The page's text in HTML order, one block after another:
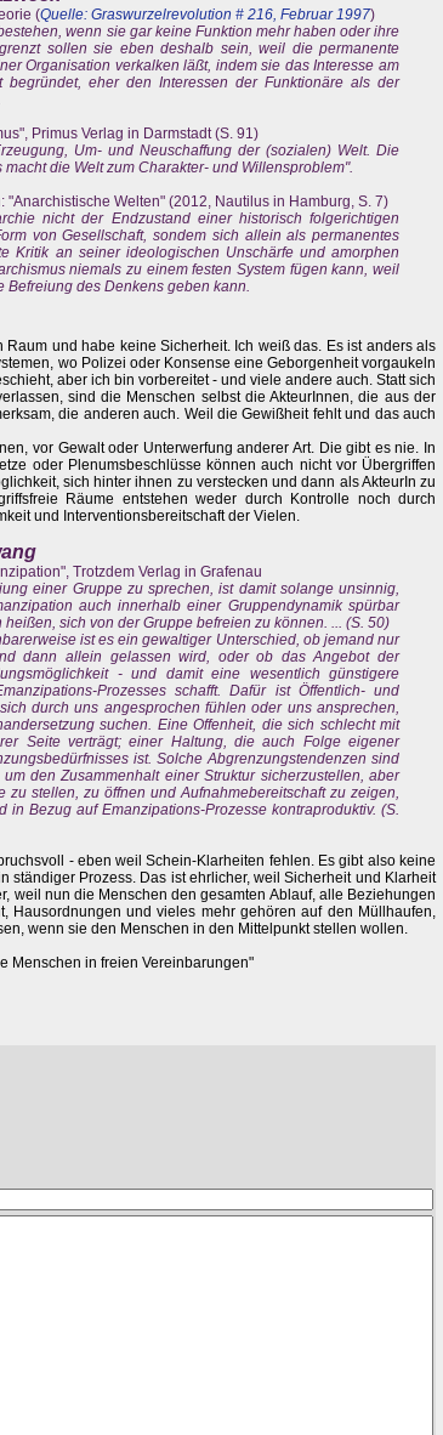
(Quelle: Graswurzelrevolution # 216, Februar 1997)
wenn sie gar keine Funktion mehr haben oder ihre
sollen sie eben deshalb sein, weil die permanente
Organisation verkalken läßt, indem sie das Interesse am
eher den Interessen der Funktionäre als der
Primus Verlag in Darmstadt (S. 91)
Um- und Neuschaffung der (sozialen) Welt. Die
die Welt zum Charakter- und Willensproblem".
"Anarchistische Welten" (2012, Nautilus in Hamburg, S. 7)
nicht der Endzustand einer historisch folgerichtigen
von Gesellschaft, sondem sich allein als permanentes
Kritik an seiner ideologischen Unschärfe und amorphen
niemals zu einem festen System fügen kann, weil
Befreiung des Denkens geben kann.
und habe keine Sicherheit. Ich weiß das. Es ist anders als
wo Polizei oder Konsense eine Geborgenheit vorgaukeln
aber ich bin vorbereitet - und viele andere auch. Statt sich
sind die Menschen selbst die AkteurInnen, die aus der
die anderen auch. Weil die Gewißheit fehlt und das auch
vor Gewalt oder Unterwerfung anderer Art. Die gibt es nie. In
oder Plenumsbeschlüsse können auch nicht vor Übergriffen
sich hinter ihnen zu verstecken und dann als AkteurIn zu
Räume entstehen weder durch Kontrolle noch durch
und Interventionsbereitschaft der Vielen.
Trotzdem Verlag in Grafenau
einer Gruppe zu sprechen, ist damit solange unsinnig,
auch innerhalb einer Gruppendynamik spürbar
sich von der Gruppe befreien zu können. ... (S. 50)
ist es ein gewaltiger Unterschied, ob jemand nur
dann allein gelassen wird, oder ob das Angebot der
- und damit eine wesentlich günstigere
Prozesses schafft. Dafür ist Öffentlich- und
durch uns angesprochen fühlen oder uns ansprechen,
suchen. Eine Offenheit, die sich schlecht mit
Seite verträgt; einer Haltung, die auch Folge eigener
ist. Solche Abgrenzungstendenzen sind
den Zusammenhalt einer Struktur sicherzustellen, aber
stellen, zu öffnen und Aufnahmebereitschaft zu zeigen,
Bezug auf Emanzipations-Prozesse kontraproduktiv. (S.
- eben weil Schein-Klarheiten fehlen. Es gibt also keine
Prozess. Das ist ehrlicher, weil Sicherheit und Klarheit
weil nun die Menschen den gesamten Ablauf, alle Beziehungen
Hausordnungen und vieles mehr gehören auf den Müllhaufen,
wenn sie den Menschen in den Mittelpunkt stellen wollen.
Menschen in freien Vereinbarungen"